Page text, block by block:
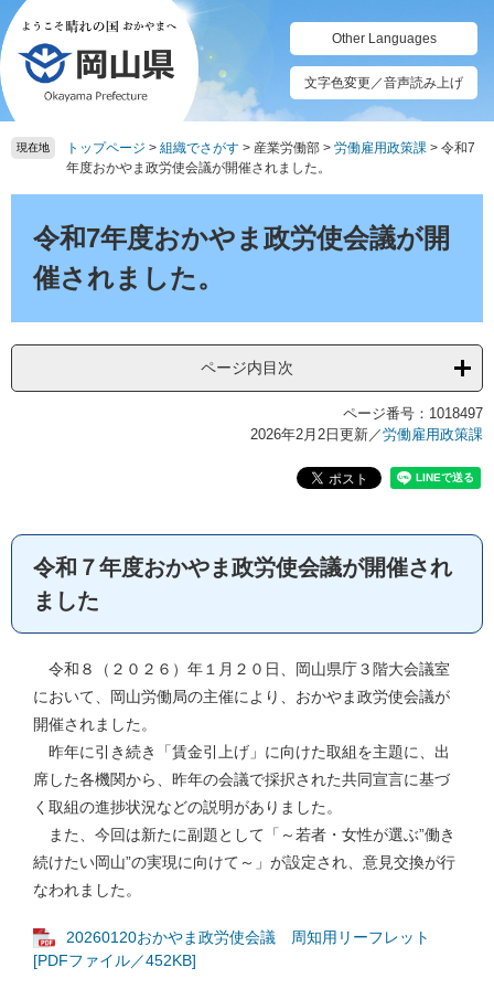
ペ
ー
ジ
の
先
頭
メ
ニ
ュ
ー
を
飛
て
Other Languages
文字色変更／音声読み上げ
現在地 トップページ > 組織でさがす > 産業労働部 > 労働雇用政策課 > 令和7
年度おかやま政労使会議が開催されました。
令和7年度おかやま政労使会議が開
催されました。
ページ内目次
ページ番号：1018497
2026年2月2日更新／労働雇用政策課
令和７年度おかやま政労使会議が開催され
ました
令和８（２０２６）年１月２０日、岡山県庁３階大会議室
において、岡山労働局の主催により、おかやま政労使会議が
開催されました。
昨年に引き続き「賃金引上げ」に向けた取組を主題に、出
席した各機関から、昨年の会議で採択された共同宣言に基づ
く取組の進捗状況などの説明がありました。
また、今回は新たに副題として「～若者・女性が選ぶ”働き
続けたい岡山”の実現に向けて～」が設定され、意見交換が行
なわれました。
20260120おかやま政労使会議 周知用リーフレット
[PDFファイル／452KB]